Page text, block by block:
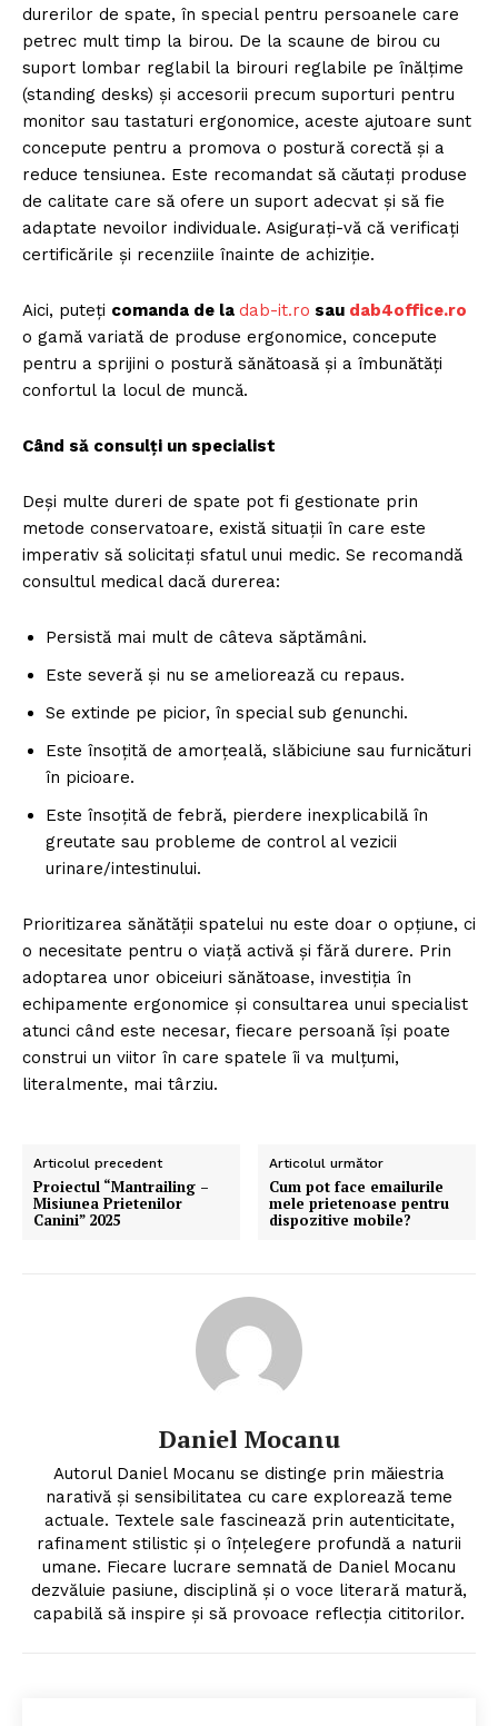
durerilor de spate, în special pentru persoanele care
petrec mult timp la birou. De la scaune de birou cu
suport lombar reglabil la birouri reglabile pe înălțime
(standing desks) și accesorii precum suporturi pentru
monitor sau tastaturi ergonomice, aceste ajutoare sunt
concepute pentru a promova o postură corectă și a
reduce tensiunea. Este recomandat să căutați produse
de calitate care să ofere un suport adecvat și să fie
adaptate nevoilor individuale. Asigurați-vă că verificați
certificările și recenziile înainte de achiziție.
Aici, puteți comanda de la dab-it.ro sau dab4office.ro
o gamă variată de produse ergonomice, concepute
pentru a sprijini o postură sănătoasă și a îmbunătăți
confortul la locul de muncă.
Când să consulți un specialist
Deși multe dureri de spate pot fi gestionate prin
metode conservatoare, există situații în care este
imperativ să solicitați sfatul unui medic. Se recomandă
consultul medical dacă durerea:
Persistă mai mult de câteva săptămâni.
Este severă și nu se ameliorează cu repaus.
Se extinde pe picior, în special sub genunchi.
Este însoțită de amorțeală, slăbiciune sau furnicături
în picioare.
Este însoțită de febră, pierdere inexplicabilă în
greutate sau probleme de control al vezicii
urinare/intestinului.
Prioritizarea sănătății spatelui nu este doar o opțiune, ci
o necesitate pentru o viață activă și fără durere. Prin
adoptarea unor obiceiuri sănătoase, investiția în
echipamente ergonomice și consultarea unui specialist
atunci când este necesar, fiecare persoană își poate
construi un viitor în care spatele îi va mulțumi,
literalmente, mai târziu.
Articolul precedent
Proiectul “Mantrailing –
Misiunea Prietenilor
Canini” 2025
Articolul următor
Cum pot face emailurile
mele prietenoase pentru
dispozitive mobile?
Daniel Mocanu
Autorul Daniel Mocanu se distinge prin măiestria
narativă și sensibilitatea cu care explorează teme
actuale. Textele sale fascinează prin autenticitate,
rafinament stilistic și o înțelegere profundă a naturii
umane. Fiecare lucrare semnată de Daniel Mocanu
dezvăluie pasiune, disciplină și o voce literară matură,
capabilă să inspire și să provoace reflecția cititorilor.